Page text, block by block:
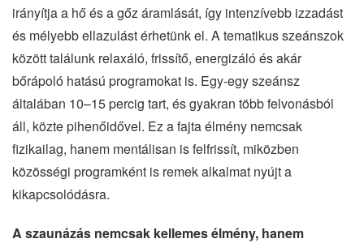
irányítja a hő és a gőz áramlását, így intenzívebb izzadást
és mélyebb ellazulást érhetünk el. A tematikus szeánszok
között találunk relaxáló, frissítő, energizáló és akár
bőrápoló hatású programokat is. Egy-egy szeánsz
általában 10–15 percig tart, és gyakran több felvonásból
áll, közte pihenőidővel. Ez a fajta élmény nemcsak
fizikailag, hanem mentálisan is felfrissít, miközben
közösségi programként is remek alkalmat nyújt a
kikapcsolódásra.
A szaunázás nemcsak kellemes élmény, hanem